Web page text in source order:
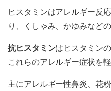
ヒスタミンはアレルギー反
り、くしゃみ、かゆみなど
抗ヒスタミンはヒスタミン
これらのアレルギー症状を軽
主にアレルギー性鼻炎、花